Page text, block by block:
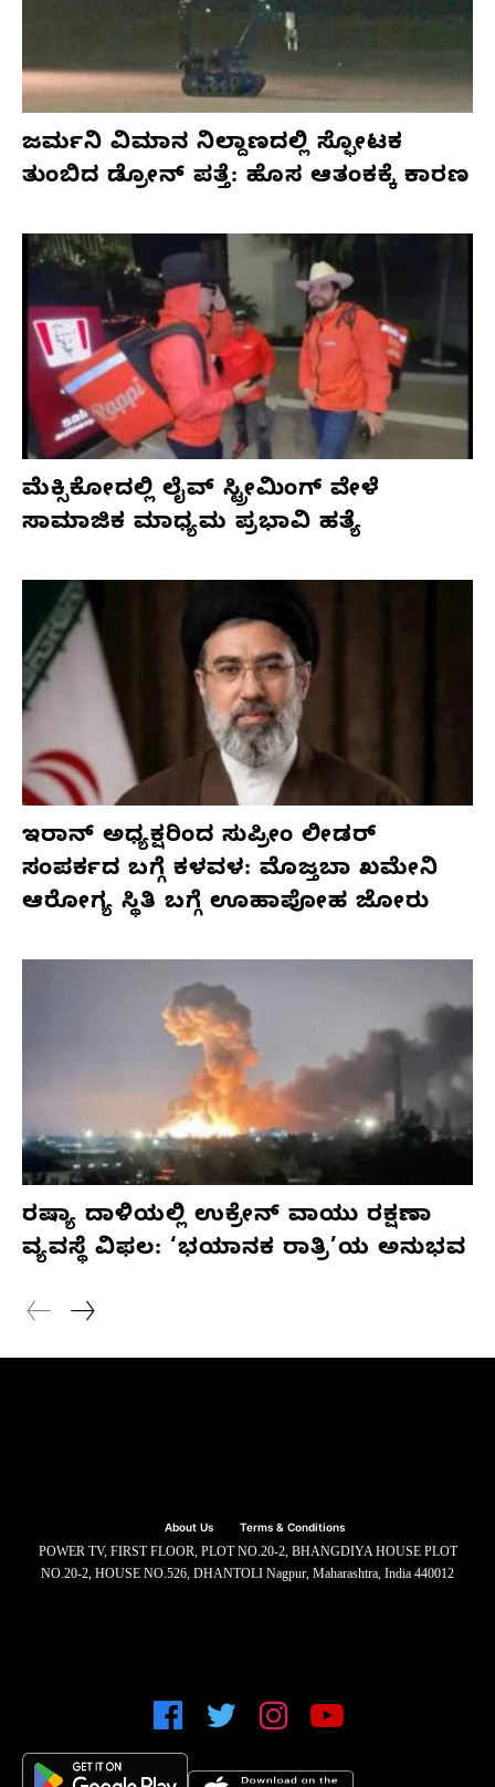
ಜರ್ಮನಿ ವಿಮಾನ ನಿಲ್ದಾಣದಲ್ಲಿ ಸ್ಫೋಟಕ
ತುಂಬಿದ ಡ್ರೋನ್ ಪತ್ತೆ: ಹೊಸ ಆತಂಕಕ್ಕೆ ಕಾರಣ
ಮೆಕ್ಸಿಕೋದಲ್ಲಿ ಲೈವ್ ಸ್ಟ್ರೀಮಿಂಗ್ ವೇಳೆ
ಸಾಮಾಜಿಕ ಮಾಧ್ಯಮ ಪ್ರಭಾವಿ ಹತ್ಯೆ
ಇರಾನ್ ಅಧ್ಯಕ್ಷರಿಂದ ಸುಪ್ರೀಂ ಲೀಡರ್
ಸಂಪರ್ಕದ ಬಗ್ಗೆ ಕಳವಳ: ಮೊಜ್ತಬಾ ಖಮೇನಿ
ಆರೋಗ್ಯ ಸ್ಥಿತಿ ಬಗ್ಗೆ ಊಹಾಪೋಹ ಜೋರು
ರಷ್ಯಾ ದಾಳಿಯಲ್ಲಿ ಉಕ್ರೇನ್ ವಾಯು ರಕ್ಷಣಾ
ವ್ಯವಸ್ಥೆ ವಿಫಲ: ‘ಭಯಾನಕ ರಾತ್ರಿ’ಯ ಅನುಭವ
About Us Terms & Conditions
POWER TV, FIRST FLOOR, PLOT NO.20-2, BHANGDIYA HOUSE PLOT
NO.20-2, HOUSE NO.526, DHANTOLI Nagpur, Maharashtra, India 440012